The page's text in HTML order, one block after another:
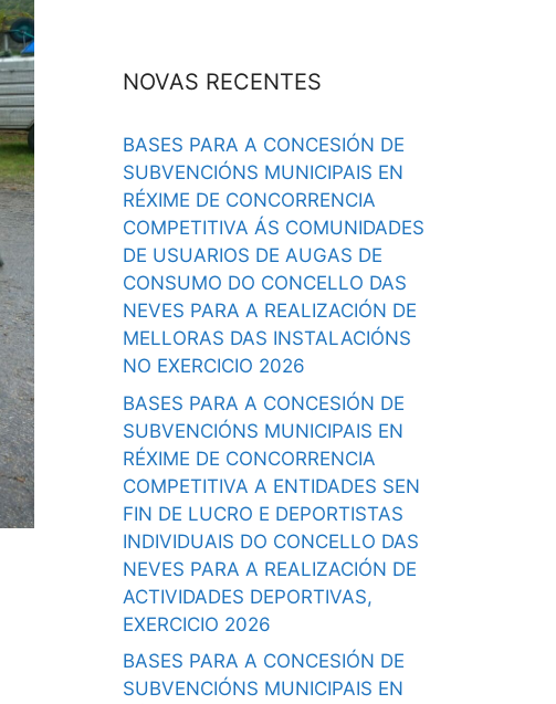
NOVAS RECENTES
BASES PARA A CONCESIÓN DE
SUBVENCIÓNS MUNICIPAIS EN
RÉXIME DE CONCORRENCIA
COMPETITIVA ÁS COMUNIDADES
DE USUARIOS DE AUGAS DE
CONSUMO DO CONCELLO DAS
NEVES PARA A REALIZACIÓN DE
MELLORAS DAS INSTALACIÓNS
NO EXERCICIO 2026
BASES PARA A CONCESIÓN DE
SUBVENCIÓNS MUNICIPAIS EN
RÉXIME DE CONCORRENCIA
COMPETITIVA A ENTIDADES SEN
FIN DE LUCRO E DEPORTISTAS
INDIVIDUAIS DO CONCELLO DAS
NEVES PARA A REALIZACIÓN DE
ACTIVIDADES DEPORTIVAS,
EXERCICIO 2026
BASES PARA A CONCESIÓN DE
SUBVENCIÓNS MUNICIPAIS EN